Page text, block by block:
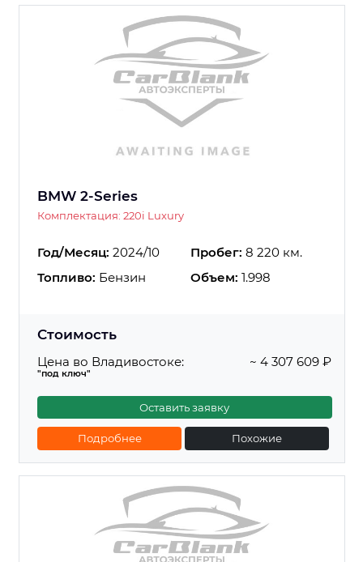
BMW 2-Series
Комплектация: 220i Luxury
Год/Месяц: 2024/10 Пробег: 8 220 км.
Топливо: Бензин Объем: 1.998
Стоимость
Цена во Владивостоке:
"под ключ"
~ 4 307 609 ₽
Оставить заявку
Подробнее Похожие